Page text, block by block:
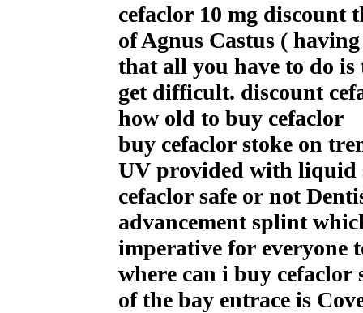
cefaclor 10 mg discount
of Agnus Castus (
that all you have to do
get difficult. discount
how old to buy cefaclor
buy cefaclor stoke on
UV provided with liquid
cefaclor safe or not
advancement splint
imperative for everyone
where can i buy cefaclor
of the bay entrace is